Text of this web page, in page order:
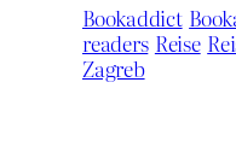
Bookaddict
readers Reise
Zagreb